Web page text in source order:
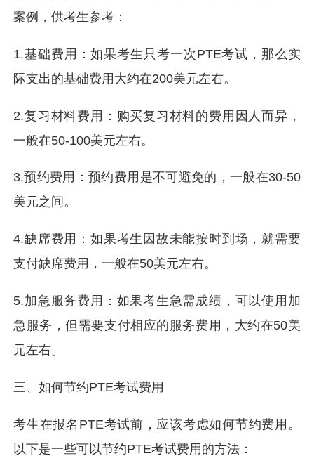
案例，供考生参考：
1.基础费用：如果考生只考一次PTE考试，那么实
际支出的基础费用大约在200美元左右。
2.复习材料费用：购买复习材料的费用因人而异，
一般在50-100美元左右。
3.预约费用：预约费用是不可避免的，一般在30-50
美元之间。
4.缺席费用：如果考生因故未能按时到场，就需要
支付缺席费用，一般在50美元左右。
5.加急服务费用：如果考生急需成绩，可以使用加
急服务，但需要支付相应的服务费用，大约在50美
元左右。
三、如何节约PTE考试费用
考生在报名PTE考试前，应该考虑如何节约费用。
以下是一些可以节约PTE考试费用的方法：